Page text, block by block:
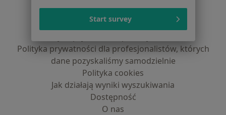
Polityka prywatności pacjentów
Polityka prywatności dla profesjonalistów, których
dane pozyskaliśmy samodzielnie
Polityka cookies
Jak działają wyniki wyszukiwania
Dostępność
O nas
Start survey